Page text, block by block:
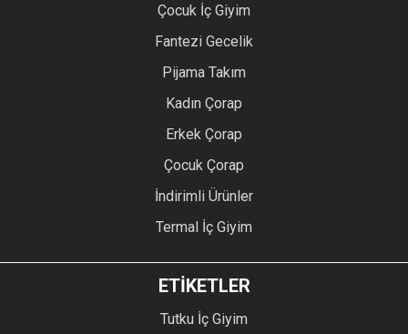
Çocuk İç Giyim
Fantezi Gecelik
Pijama Takım
Kadın Çorap
Erkek Çorap
Çocuk Çorap
İndirimli Ürünler
Termal İç Giyim
ETİKETLER
Tutku İç Giyim